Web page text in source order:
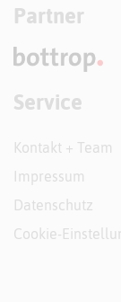
Partner
Service
Kontakt + Team
Impressum
Datenschutz
Cookie-